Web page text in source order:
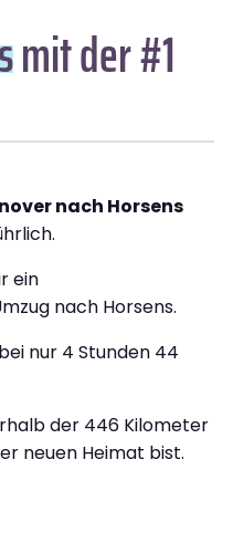
mit der #1
nach Horsens
ein
nach Horsens.
nur 4 Stunden 44
der 446 Kilometer
neuen Heimat bist.